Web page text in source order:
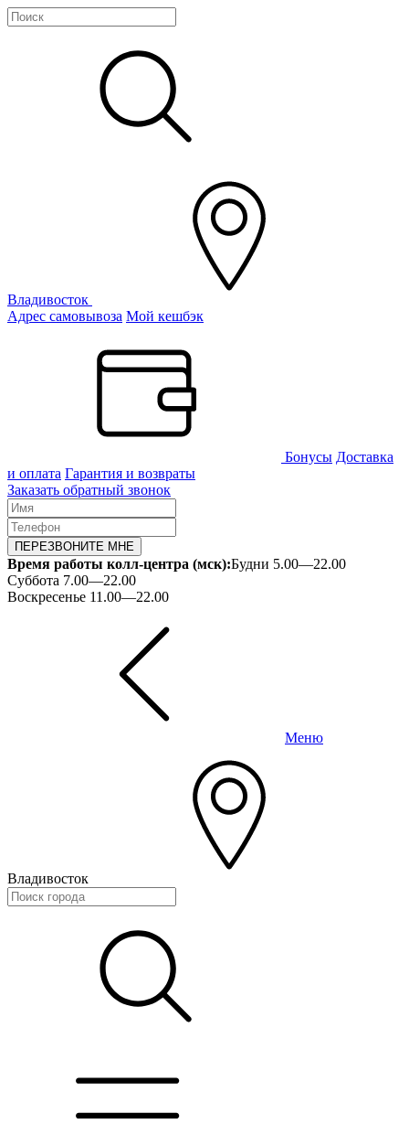
Владивосток
Адрес самовывоза Мой кешбэк
Бонусы Доставка
и оплата Гарантия и возвраты
Заказать обратный звонок
ПЕРЕЗВОНИТЕ МНЕ
Время работы колл-центра (мск):Будни 5.00—22.00
Суббота 7.00—22.00
Воскресенье 11.00—22.00
Меню
Владивосток